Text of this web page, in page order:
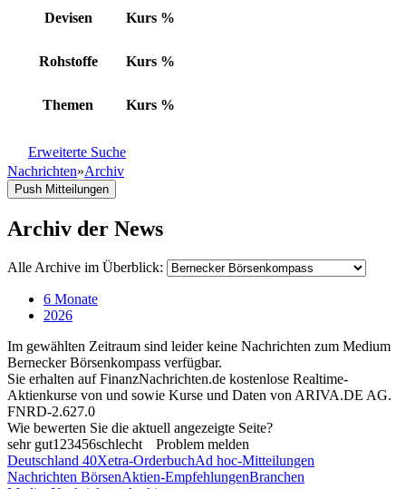
Devisen Kurs %
Rohstoffe Kurs %
Themen Kurs %
Erweiterte Suche
Nachrichten»Archiv
Push Mitteilungen
Archiv der News
Alle Archive im Überblick:
6 Monate
2026
Im gewählten Zeitraum sind leider keine Nachrichten zum Medium
Bernecker Börsenkompass verfügbar.
Sie erhalten auf FinanzNachrichten.de kostenlose Realtime-
Aktienkurse von und sowie Kurse und Daten von ARIVA.DE AG.
FNRD-2.627.0
Wie bewerten Sie die aktuell angezeigte Seite?
sehr gut1 23456schlecht
Problem melden
Deutschland 40Xetra-OrderbuchAd hoc-Mitteilungen
Nachrichten BörsenAktien-EmpfehlungenBranchen